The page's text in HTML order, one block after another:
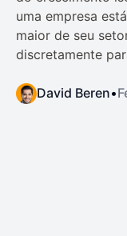
uma empresa
maior de seu
discretamente
David Beren•